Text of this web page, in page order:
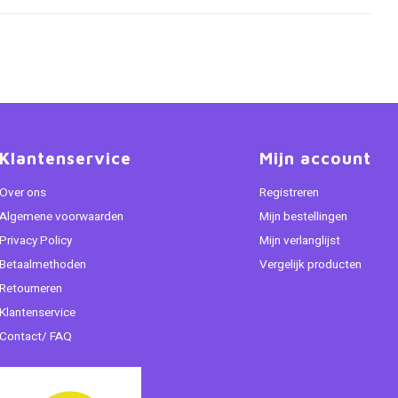
Klantenservice
Over ons
Algemene voorwaarden
Privacy Policy
Betaalmethoden
Retourneren
Klantenservice
Contact/ FAQ
Mijn account
Registreren
Mijn bestellingen
Mijn verlanglijst
Vergelijk producten